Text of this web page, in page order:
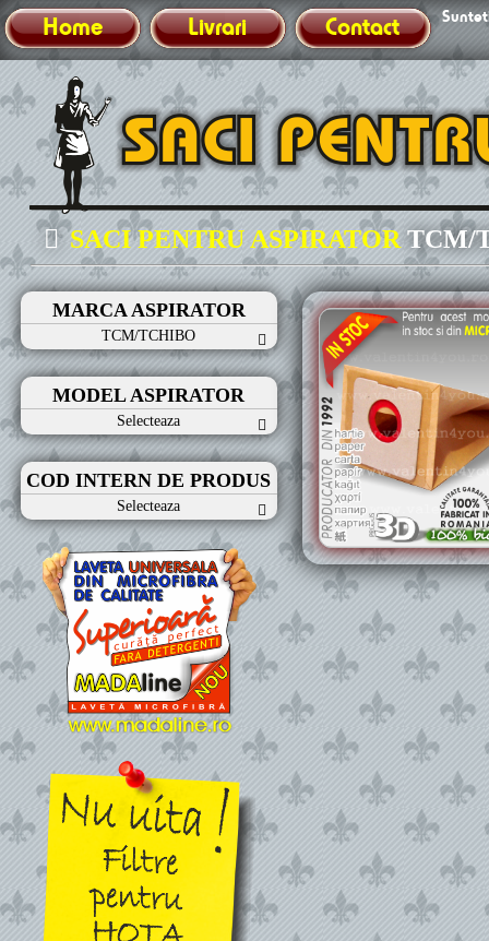
Home Livrari Contact
SACI PENTRU ASPIRATOR TCM/
MARCA ASPIRATOR
TCM/TCHIBO
MODEL ASPIRATOR
Selecteaza
COD INTERN DE PRODUS
Selecteaza